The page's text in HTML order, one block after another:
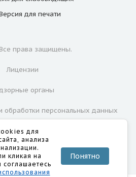
для печати
права защищены.
Лицензии
органы
обработки персональных данных
персональных данных
для
анализа
кликая на
соглашаетесь
Понятно